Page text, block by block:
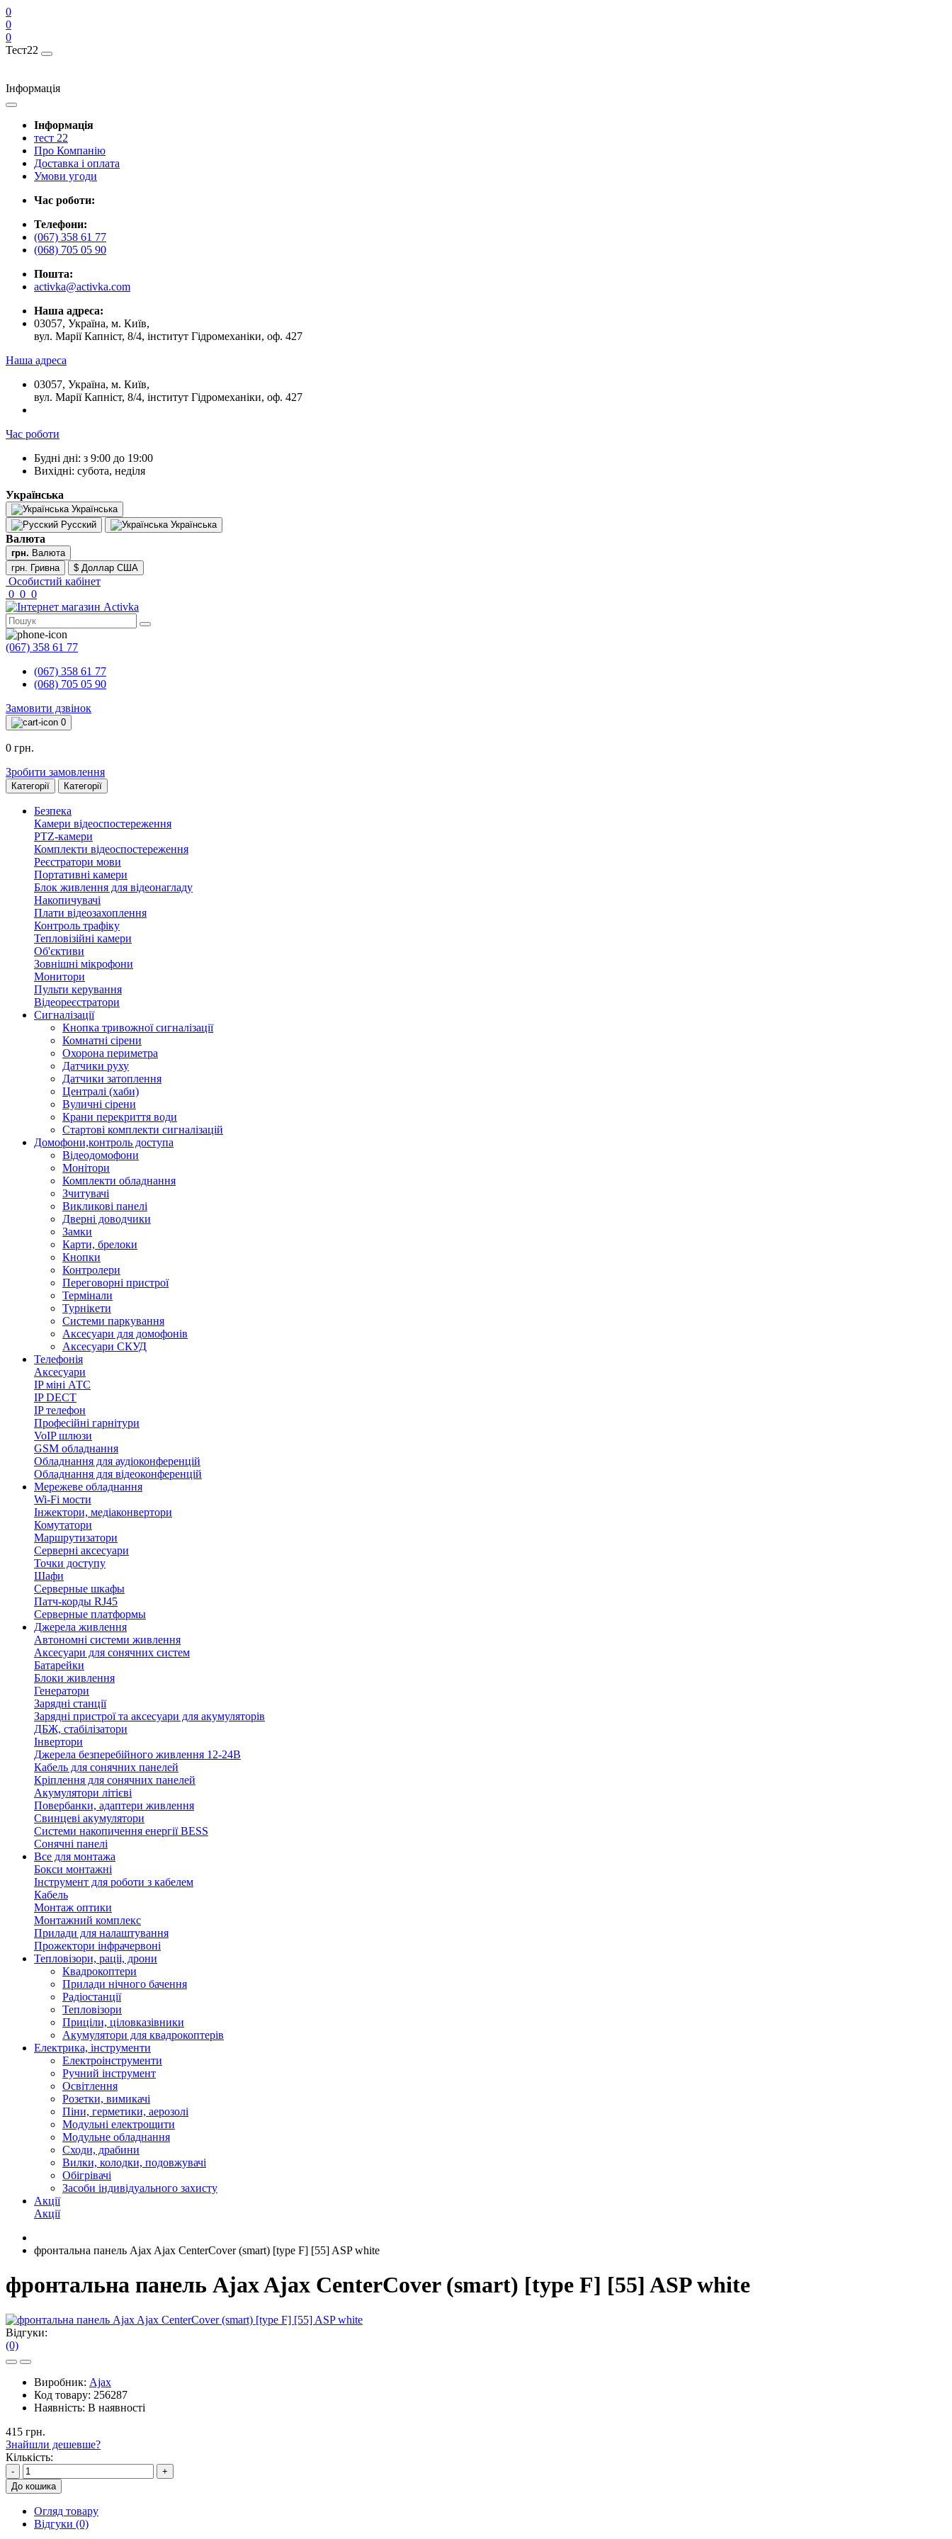
0
0
0
Тест22
Інформація
Інформація
тест 22
Про Компанію
Доставка і оплата
Умови угоди
Час роботи:
Телефони:
(067) 358 61 77
(068) 705 05 90
Пошта:
activka@activka.com
Наша адреса:
03057, Україна, м. Київ,
вул. Марії Капніст, 8/4, інститут Гідромеханіки, оф. 427
Наша адреса
03057, Україна, м. Київ,
вул. Марії Капніст, 8/4, інститут Гідромеханіки, оф. 427
Час роботи
Будні дні: з 9:00 до 19:00
Вихідні: субота, неділя
Українська
Українська
Русский
Українська
Валюта
грн. Валюта
грн. Гривна
$ Доллар США
Особистий кабінет
0 0 0
(067) 358 61 77
(067) 358 61 77
(068) 705 05 90
Замовити дзвінок
0
0 грн.
Зробити замовлення
Категорії Категорії
Безпека
Камери відеоспостереження
PTZ-камери
Комплекти відеоспостереження
Реєстратори мови
Портативні камери
Блок живлення для відеонагладу
Накопичувачі
Плати відеозахоплення
Контроль трафіку
Тепловізійні камери
Об'єктиви
Зовнішні мікрофони
Монитори
Пульти керування
Відеореєстратори
Сигналізації
Кнопка тривожної сигналізації
Комнатні сірени
Охорона периметра
Датчики руху
Датчики затоплення
Централі (хаби)
Вуличні сірени
Крани перекриття води
Стартові комплекти сигналізацій
Домофони,контроль доступа
Відеодомофони
Монітори
Комплекти обладнання
Зчитувачі
Викликові панелі
Дверні доводчики
Замки
Карти, брелоки
Кнопки
Контролери
Переговорні пристрої
Термінали
Турнікети
Системи паркування
Аксесуари для домофонів
Аксесуари СКУД
Телефонія
Аксесуари
IP міні АТС
IP DECT
IP телефон
Професійні гарнітури
VoIP шлюзи
GSM обладнання
Обладнання для аудіоконференцій
Обладнання для відеоконференцій
Мережеве обладнання
Wi-Fi мости
Інжектори, медіаконвертори
Комутатори
Маршрутизатори
Серверні аксесуари
Точки доступу
Шафи
Серверные шкафы
Патч-корды RJ45
Серверные платформы
Джерела живлення
Автономні системи живлення
Аксесуари для сонячних систем
Батарейки
Блоки живлення
Генератори
Зарядні станції
Зарядні пристрої та аксесуари для акумуляторів
ДБЖ, стабілізатори
Інвертори
Джерела безперебійного живлення 12-24В
Кабель для сонячних панелей
Кріплення для сонячних панелей
Акумулятори літієві
Повербанки, адаптери живлення
Свинцеві акумулятори
Системи накопичення енергії BESS
Сонячні панелі
Все для монтажа
Бокси монтажні
Інструмент для роботи з кабелем
Кабель
Монтаж оптики
Монтажний комплекс
Прилади для налаштування
Прожектори інфрачервоні
Тепловізори, раціі, дрони
Квадрокоптери
Прилади нічного бачення
Радіостанції
Тепловізори
Приціли, ціловказівники
Акумулятори для квадрокоптерів
Електрика, інструменти
Електроінструменти
Ручний інструмент
Освітлення
Розетки, вимикачі
Піни, герметики, аерозолі
Модульні електрощити
Модульне обладнання
Сходи, драбини
Вилки, колодки, подовжувачі
Обігрівачі
Засоби індивідуального захисту
Акції
Акції
фронтальна панель Ajax Ajax CenterCover (smart) [type F] [55] ASP white
фронтальна панель Ajax Ajax CenterCover (smart) [type F] [55] ASP white
Відгуки:
(0)
Виробник: Ajax
Код товару: 256287
Наявність: В наявності
415 грн.
Знайшли дешевше?
Кількість:
-
+
До кошика
Огляд товару
Відгуки (0)